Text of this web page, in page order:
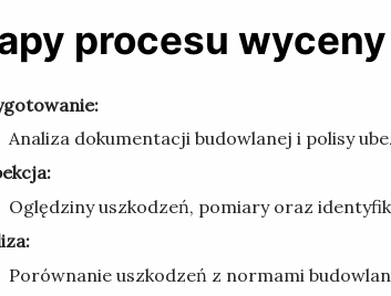
procesu
Analiza dokumentacji budowlanej i polisy
Oględziny uszkodzeń, pomiary oraz
Porównanie uszkodzeń z normami